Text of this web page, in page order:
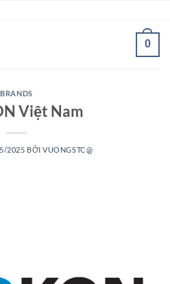
0
BRANDS
Việt Nam
2025 BỞIVUONGSTC@